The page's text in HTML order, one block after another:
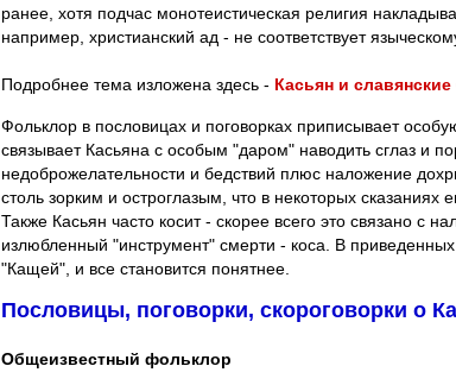
ранее, хотя подчас монотеистическая религия
например, христианский ад - не соответствует
Подробнее тема изложена здесь - Касьян и славянские
Фольклор в пословицах и поговорках приписывает
связывает Касьяна с особым "даром" наводить сглаз и
недоброжелательности и бедствий плюс наложение
столь зорким и остроглазым, что в некоторых сказаниях
Также Касьян часто косит - скорее всего это связано с
излюбленный "инструмент" смерти - коса. В
"Кащей", и все становится понятнее.
Пословицы, поговорки, скороговорки о
Общеизвестный фольклор